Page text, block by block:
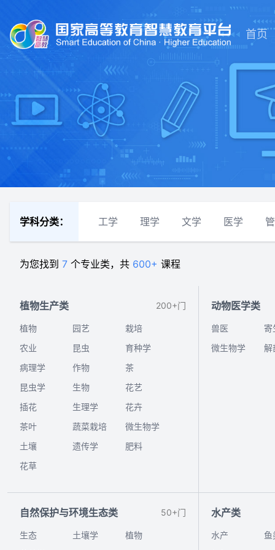
首页
学科分类： 工学 理学 文学 医学
为您找到 7 个专业类，共 600+ 课程
植物生产类 200+门
植物 园艺
栽培
农业
昆虫
育种学
病理学
作物
茶
昆虫学
生物
花艺
插花
生理学
花卉
茶叶
蔬菜栽培
微生物学
土壤
遗传学
肥料
花草
动物医学类
兽医
寄
微生物学
解
自然保护与环境生态类 50+门
生态 土壤学
植物
水产类
水产
鱼